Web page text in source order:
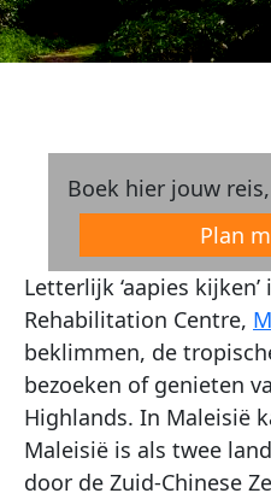
Boek hier jouw
Plan
Letterlijk ‘aapies
Rehabilitation Centre,
beklimmen, de
bezoeken of genieten
Highlands. In Maleisië
Maleisië is als twee
door de Zuid-Chinese